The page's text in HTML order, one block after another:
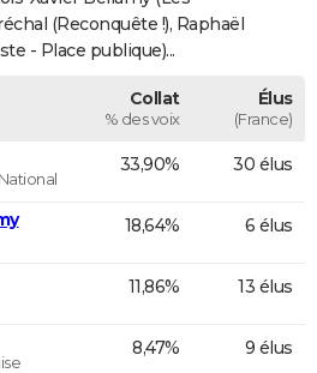
(Reconquête !), Raphaël
- Place publique)...
Collat
% des voix
Élus
(France)
33,90% 30 élus
18,64% 6 élus
11,86% 13 élus
8,47% 9 élus